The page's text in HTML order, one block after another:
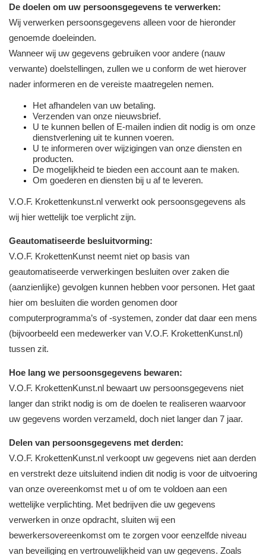
De doelen om uw persoonsgegevens te verwerken:
Wij verwerken persoonsgegevens alleen voor de hieronder
genoemde doeleinden.
Wanneer wij uw gegevens gebruiken voor andere (nauw
verwante) doelstellingen, zullen we u conform de wet hierover
nader informeren en de vereiste maatregelen nemen.
Het afhandelen van uw betaling.
Verzenden van onze nieuwsbrief.
U te kunnen bellen of E-mailen indien dit nodig is om onze
dienstverlening uit te kunnen voeren.
U te informeren over wijzigingen van onze diensten en
producten.
De mogelijkheid te bieden een account aan te maken.
Om goederen en diensten bij u af te leveren.
V.O.F. Krokettenkunst.nl verwerkt ook persoonsgegevens als
wij hier wettelijk toe verplicht zijn.
Geautomatiseerde besluitvorming:
V.O.F. KrokettenKunst neemt niet op basis van
geautomatiseerde verwerkingen besluiten over zaken die
(aanzienlijke) gevolgen kunnen hebben voor personen. Het gaat
hier om besluiten die worden genomen door
computerprogramma’s of -systemen, zonder dat daar een mens
(bijvoorbeeld een medewerker van V.O.F. KrokettenKunst.nl)
tussen zit.
Hoe lang we persoonsgegevens bewaren:
V.O.F. KrokettenKunst.nl bewaart uw persoonsgegevens niet
langer dan strikt nodig is om de doelen te realiseren waarvoor
uw gegevens worden verzameld, doch niet langer dan 7 jaar.
Delen van persoonsgegevens met derden:
V.O.F. KrokettenKunst.nl verkoopt uw gegevens niet aan derden
en verstrekt deze uitsluitend indien dit nodig is voor de uitvoering
van onze overeenkomst met u of om te voldoen aan een
wettelijke verplichting. Met bedrijven die uw gegevens
verwerken in onze opdracht, sluiten wij een
bewerkersovereenkomst om te zorgen voor eenzelfde niveau
van beveiliging en vertrouwelijkheid van uw gegevens. Zoals